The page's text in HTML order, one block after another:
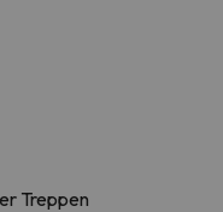
Treppen